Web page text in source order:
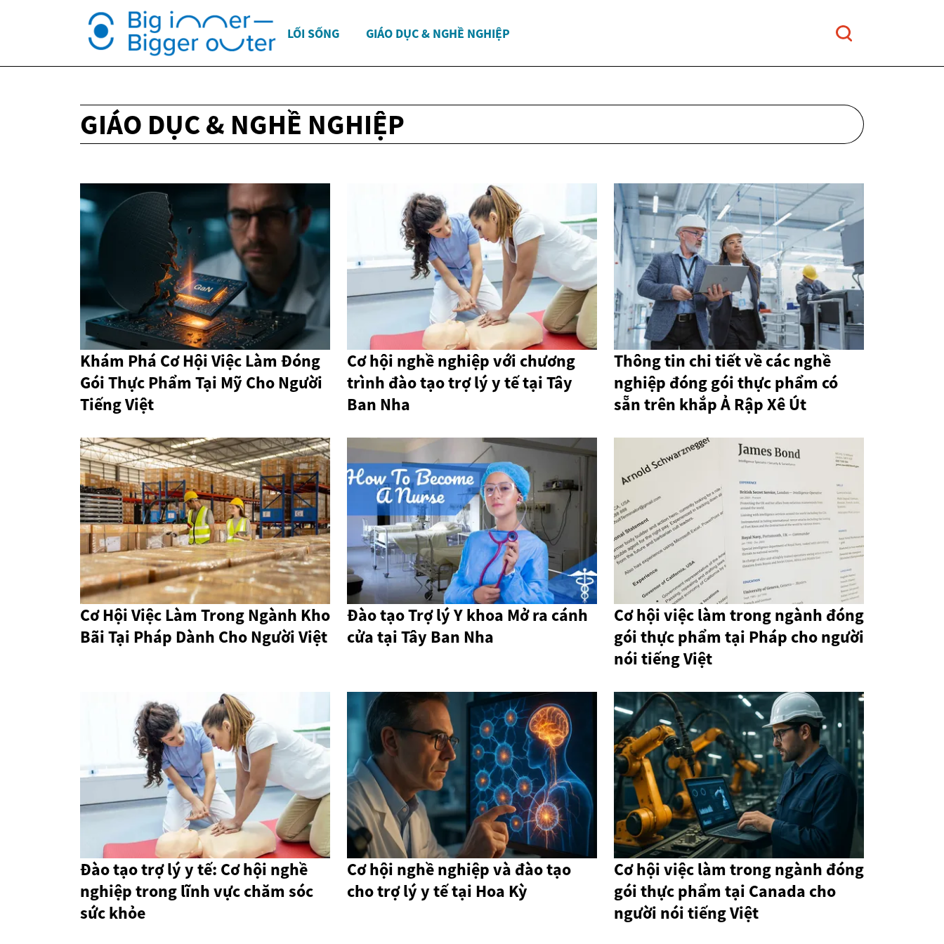
LỐI SỐNG GIÁO DỤC & NGHỀ NGHIỆP
GIÁO DỤC & NGHỀ NGHIỆP
Khám Phá Cơ Hội Việc Làm Đóng
Gói Thực Phẩm Tại Mỹ Cho Người
Tiếng Việt
Cơ hội nghề nghiệp với chương
trình đào tạo trợ lý y tế tại Tây
Ban Nha
Thông tin chi tiết về các nghề
nghiệp đóng gói thực phẩm có
sẵn trên khắp Ả Rập Xê Út
Cơ Hội Việc Làm Trong Ngành Kho
Bãi Tại Pháp Dành Cho Người Việt
Đào tạo Trợ lý Y khoa Mở ra cánh
cửa tại Tây Ban Nha
Cơ hội việc làm trong ngành đóng
gói thực phẩm tại Pháp cho người
nói tiếng Việt
Đào tạo trợ lý y tế: Cơ hội nghề
nghiệp trong lĩnh vực chăm sóc
sức khỏe
Cơ hội nghề nghiệp và đào tạo
cho trợ lý y tế tại Hoa Kỳ
Cơ hội việc làm trong ngành đóng
gói thực phẩm tại Canada cho
người nói tiếng Việt